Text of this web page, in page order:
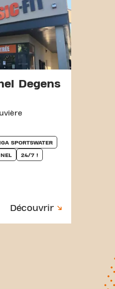
Degens
SPORTSWATER
24/7 !
Découvrir